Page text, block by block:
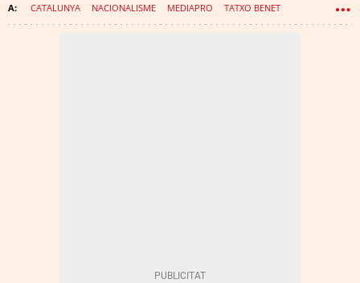
CATALUNYA NACIONALISME MEDIAPRO TATXO BENET